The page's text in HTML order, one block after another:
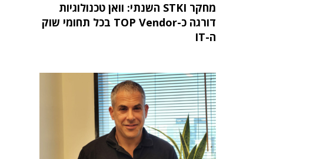
מחקר STKI השנתי: וואן טכנולוגיות
דורגה כ-TOP Vendor בכל תחומי שוק
ה-IT